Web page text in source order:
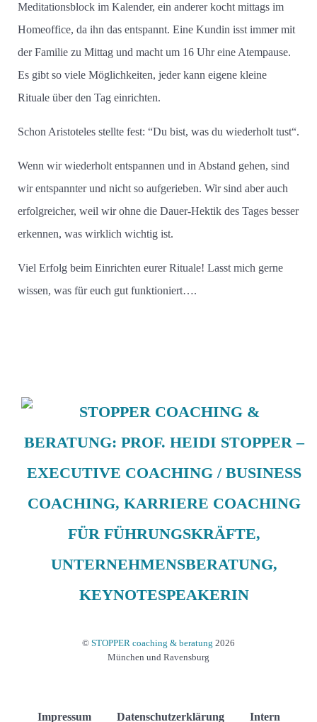
Meditationsblock im Kalender, ein anderer kocht mittags im
Homeoffice, da ihn das entspannt. Eine Kundin isst immer mit
der Familie zu Mittag und macht um 16 Uhr eine Atempause.
Es gibt so viele Möglichkeiten, jeder kann eigene kleine
Rituale über den Tag einrichten.
Schon Aristoteles stellte fest: “Du bist, was du wiederholt tust“.
Wenn wir wiederholt entspannen und in Abstand gehen, sind
wir entspannter und nicht so aufgerieben. Wir sind aber auch
erfolgreicher, weil wir ohne die Dauer-Hektik des Tages besser
erkennen, was wirklich wichtig ist.
Viel Erfolg beim Einrichten eurer Rituale! Lasst mich gerne
wissen, was für euch gut funktioniert….
© STOPPER coaching & beratung 2026
München und Ravensburg
Impressum Datenschutzerklärung Intern